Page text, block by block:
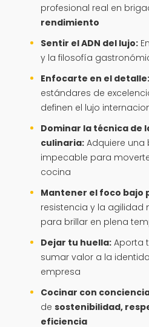
profesional real en
rendimiento
Sentir el ADN del lujo:
y la filosofía
Enfocarte en el detalle:
estándares de
definen el lujo
Dominar la técnica de
culinaria:Adquiere una
impecable para
cocina
Mantener el foco bajo
resistencia y la agilidad
para brillar en plena
Dejar tu huella:Aporta
sumar valor a la
empresa
Cocinar con
de sostenibilidad,
eficiencia